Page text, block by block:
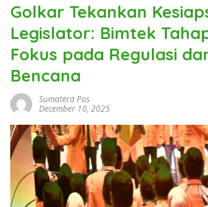
Golkar Tekankan
Legislator: Bimtek
Fokus pada Regulasi
Bencana
Sumatera Pos
December 10, 2025